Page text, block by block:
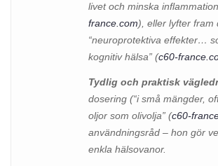
livet och minska
france.com), eller lyfter fram
“neuroprotektiva effekter…
kognitiv hälsa” (c60-
Tydlig och praktisk
dosering (“i små mängder,
oljor som olivolja” (c60-
användningsråd – hon gör
enkla hälsovanor.